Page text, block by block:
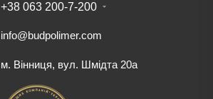
+38 063 200-7-200
info@budpolimer.com
м. Вінниця, вул. Шмідта 20а